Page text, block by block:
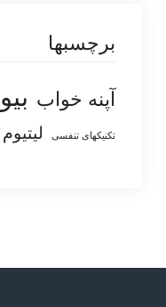
برچسبها
آپنه خواب
تکنیکهای تنفسی لیتیوم